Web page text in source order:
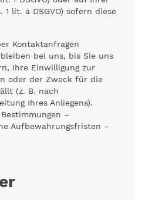
1 lit. a DSGVO) sofern diese
Kontaktanfragen
bei uns, bis Sie uns
Ihre Einwilligung zur
oder der Zweck für die
(z. B. nach
Ihres Anliegens).
–
Aufbewahrungsfristen –